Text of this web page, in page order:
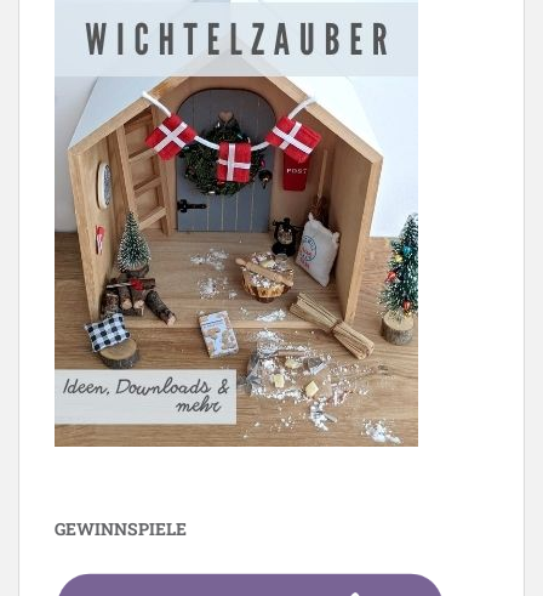
GEWINNSPIELE